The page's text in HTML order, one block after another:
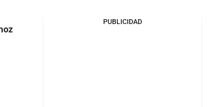
PUBLICIDAD